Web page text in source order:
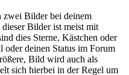
zwei Bilder bei deinem
dieser Bilder ist meist mit
dies Sterne, Kästchen oder
oder deinen Status im Forum
Bild wird auch als
sich hierbei in der Regel um